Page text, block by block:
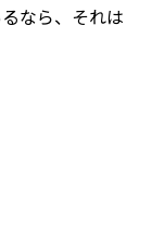
なら、それは